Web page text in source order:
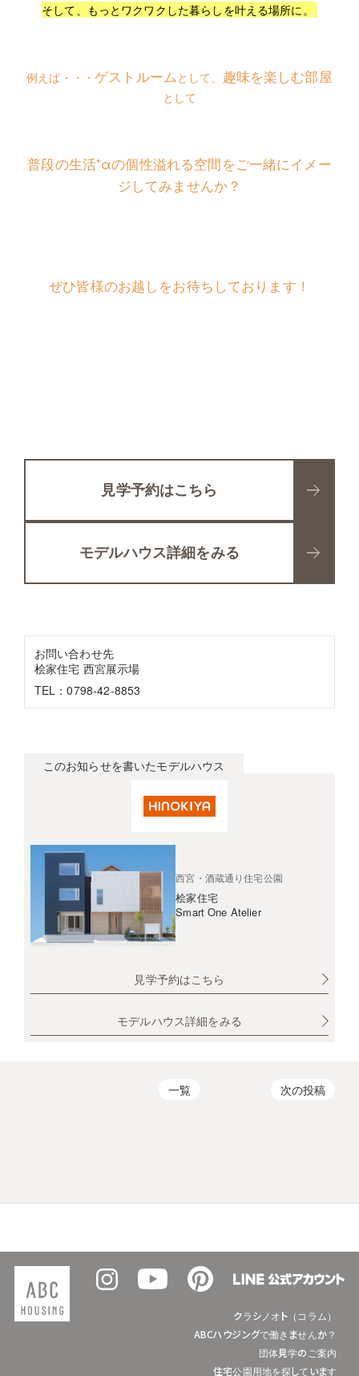
そして、もっとワクワクした暮らしを叶える場所に。
例えば・・・ゲストルーム として、 趣味を楽しむ部屋
として
普段の生活⁺αの個性溢れる空間をご一緒にイメー
ジしてみませんか？
ぜひ皆様のお越しをお待ちしております！
見学予約はこちら
モデルハウス詳細をみる
お問い合わせ先
桧家住宅 西宮展示場
TEL：0798-42-8853
このお知らせを書いたモデルハウス
西宮・酒蔵通り住宅公園
桧家住宅
Smart One Atelier
見学予約はこちら
モデルハウス詳細をみる
一覧 次の投稿
クラシノオト（コラム）
ABCハウジングで働きませんか？
団体見学のご案内
住宅公園用地を探しています